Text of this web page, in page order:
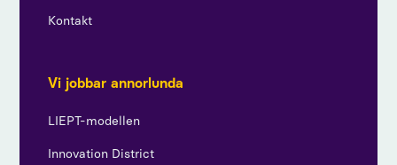
Kontakt
Vi jobbar annorlunda
LIEPT-modellen
Innovation District